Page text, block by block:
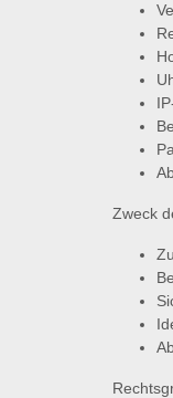
Zweck